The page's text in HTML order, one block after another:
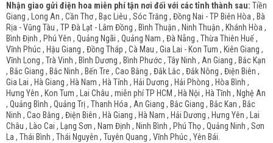
Nhận giao gửi điện hoa miễn phí tận nơi đối với các tỉnh thành sau: Tiền
Giang , Long An , Cần Thơ , Bạc Liêu , Sóc Trăng , Đồng Nai - TP Biên Hòa , Bà
Rịa - Vũng Tàu , TP Đà Lạt - Lâm Đồng , Bình Thuận , Ninh Thuận , Khánh Hòa ,
Bình Định , Phú Yên , Quảng Ngãi , Quảng Nam , Đà Nẵng , Thừa Thiên Huế ,
Vĩnh Phúc , Hậu Giang , Đồng Tháp , Cà Mau , Gia Lai - Kon Tum , Kiên Giang ,
Vĩnh Long , Trà Vinh , Bình Dương , Bình Phước , Tây Ninh , An Giang , Bắc Kạn
, Bắc Giang , Bắc Ninh , Bến Tre , Cao Bằng , Đắk Lắc , Đắk Nông , Điện Biên ,
Gia Lai , Hà Giang , Hà Nam , Hà Tỉnh , Hải Dương , Hải Phòng , Hòa Bình ,
Hưng Yên , Kon Tum , Lai Châu , miễn phí TP HCM , Hà Nội , Hà Tĩnh , Nghệ An
, Quảng Bình , Quảng Trị , Thanh Hóa , An Giang , Bắc Giang , Bắc Kan , Bắc
Ninh , Cao Bằng , Điện Biên , Hà Giang , Hà Nam , Hải Dương , Hưng Yên , Lai
Châu , Lào Cai , Lạng Sơn , Nam Định , Ninh Bình , Phú Thọ , Quảng Ninh , Sơn
La , Thái Bình , Thái Nguyên , Tuyên Quang , Vĩnh Phúc , Yên Bái.